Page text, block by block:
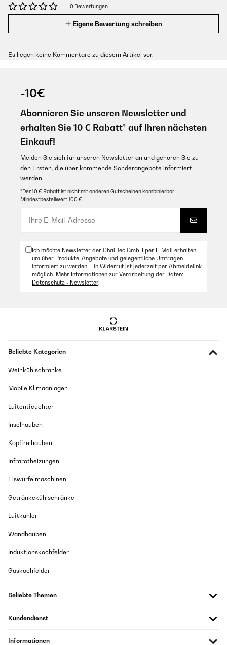
0 Bewertungen
Eigene Bewertung schreiben
Es liegen keine Kommentare zu diesem Artikel vor.
-10€
Abonnieren Sie unseren Newsletter und
erhalten Sie 10 € Rabatt* auf Ihren nächsten
Einkauf!
Melden Sie sich für unseren Newsletter an und gehören Sie zu
den Ersten, die über kommende Sonderangebote informiert
werden.
*Der 10 € Rabatt ist nicht mit anderen Gutscheinen kombinierbar.
Mindestbestellwert 100 €.
Ich möchte Newsletter der Chal-Tec GmbH per E-Mail erhalten,
um über Produkte, Angebote und gelegentliche Umfragen
informiert zu werden. Ein Widerruf ist jederzeit per Abmeldelink
möglich. Mehr Informationen zur Verarbeitung der Daten:
Datenschutz - Newsletter.
Beliebte Kategorien
Weinkühlschränke
Mobile Klimaanlagen
Luftentfeuchter
Inselhauben
Kopffreihauben
Infrarotheizungen
Eiswürfelmaschinen
Getränkekühlschränke
Luftkühler
Wandhauben
Induktionskochfelder
Gaskochfelder
Beliebte Themen
Kundendienst
Informationen